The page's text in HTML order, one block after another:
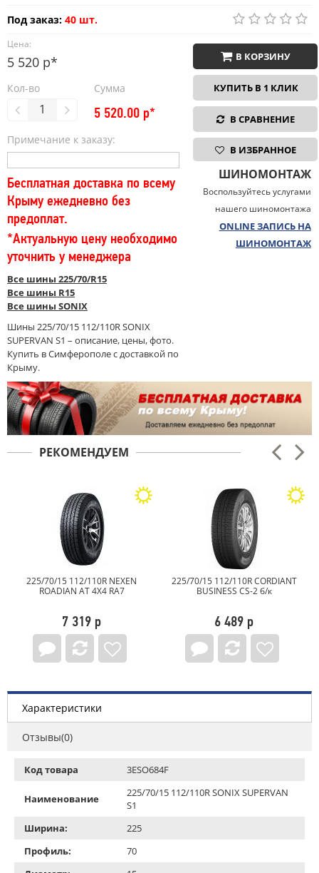
Под заказ: 40 шт.
Цена:
5 520 р*
Кол-во Сумма
5 520.00 р*
Примечание к заказу:
Бесплатная доставка по всему
Крыму ежедневно без
предоплат.
*Актуальную цену необходимо
уточнить у менеджера
Все шины 225/70/R15
Все шины R15
Все шины SONIX
Шины 225/70/15 112/110R SONIX
SUPERVAN S1 – описание, цены, фото.
Купить в Симферополе с доставкой по
Крыму.
В КОРЗИНУ
КУПИТЬ В 1 КЛИК
В СРАВНЕНИЕ
В ИЗБРАННОЕ
ШИНОМОНТАЖ
Воспользуйтесь услугами
нашего шиномонтажа
ONLINE ЗАПИСЬ НА
ШИНОМОНТАЖ
РЕКОМЕНДУЕМ
225/70/15 112/110R NEXEN
ROADIAN AT 4X4 RA7
7 319 р
225/70/15 112/110R CORDIANT
BUSINESS CS-2 б/к
6 489 р
Характеристики
Отзывы(0)
Код товара 3ESO684F
Наименование
225/70/15 112/110R SONIX SUPERVAN
S1
Ширина:
225
Профиль:
70